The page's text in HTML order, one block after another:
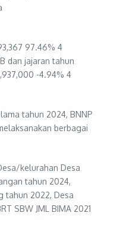
97.46% 4
dan jajaran tahun
-4.94% 4
tahun 2024, BNNP
berbagai
kelurahan Desa
tahun 2024,
tahun 2022, Desa
SBW JML BIMA 2021